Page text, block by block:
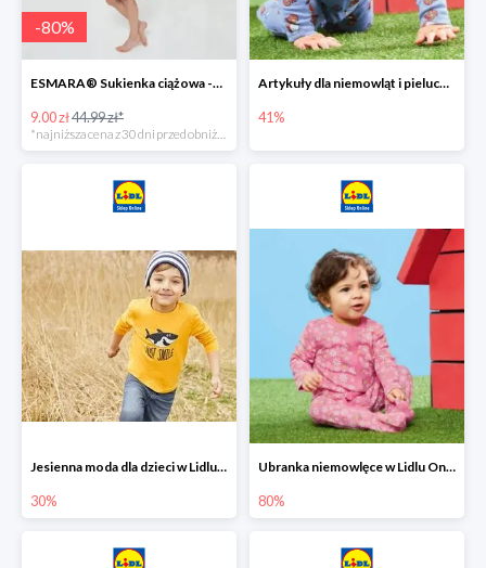
-80%
ESMARA® Sukienka ciążowa -79%
9.00 zł44.99 zł*
Artykuły dla niemowląt i pieluchy w Lidlu Online do -41%
41%
Jesienna moda dla dzieci w Lidlu Online do -30%
30%
Ubranka niemowlęce w Lidlu Online do -80%
80%